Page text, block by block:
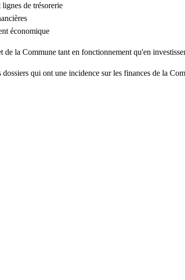
de trésorerie
économique
de la Commune tant en fonctionnement qu'en
qui ont une incidence sur les finances de la